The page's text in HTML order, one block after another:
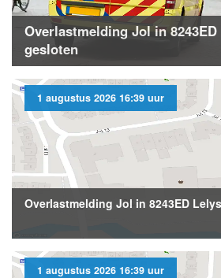
Overlastmelding Jol in
gesloten
1 augustus 2026 16:39 uur
Overlastmelding Jol in 8243ED
1 augustus 2026 16:39 uur